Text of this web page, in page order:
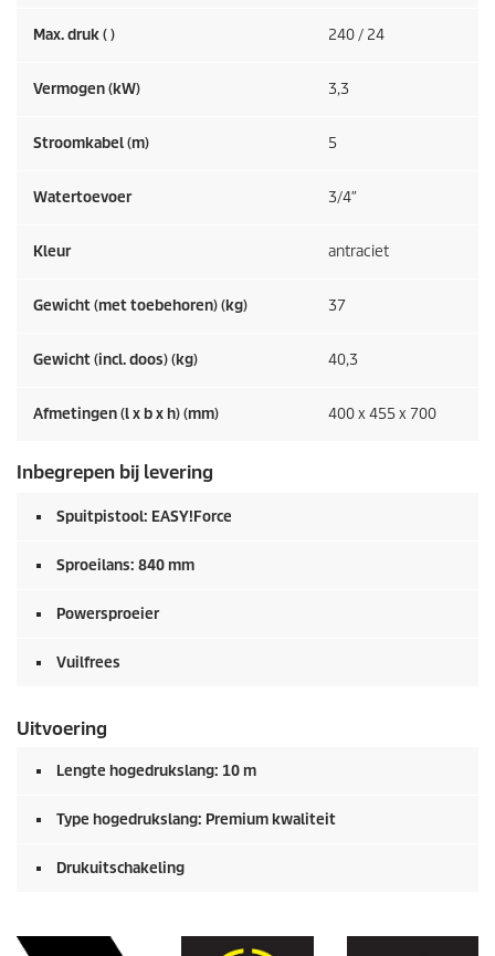
Max. druk ( ) 240 / 24
Vermogen (kW) 3,3
Stroomkabel (m) 5
Watertoevoer 3/4″
Kleur antraciet
Gewicht (met toebehoren) (kg) 37
Gewicht (incl. doos) (kg) 40,3
Afmetingen (l x b x h) (mm) 400 x 455 x 700
Inbegrepen bij levering
Spuitpistool: EASY!Force
Sproeilans: 840 mm
Powersproeier
Vuilfrees
Uitvoering
Lengte hogedrukslang: 10 m
Type hogedrukslang: Premium kwaliteit
Drukuitschakeling